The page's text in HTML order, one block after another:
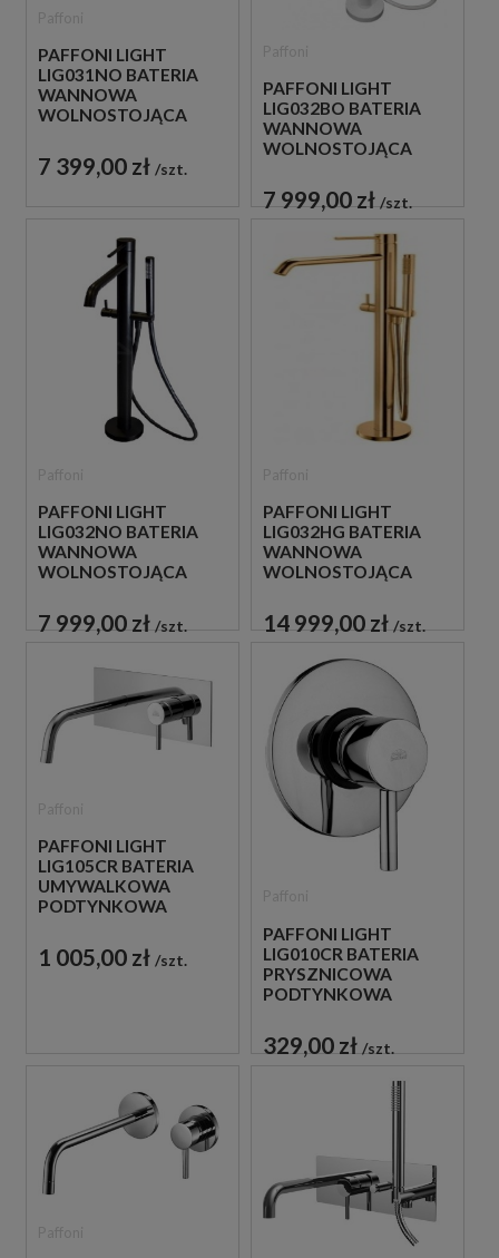
PAFFONI LIGHT
LIG031NO BATERIA
WANNOWA
WOLNOSTOJĄCA
7 399,00 zł szt.
PAFFONI LIGHT
LIG032BO BATERIA
WANNOWA
WOLNOSTOJĄCA
7 999,00 zł szt.
PAFFONI LIGHT
LIG032NO BATERIA
WANNOWA
WOLNOSTOJĄCA
7 999,00 zł szt.
PAFFONI LIGHT
LIG032HG BATERIA
WANNOWA
WOLNOSTOJĄCA
14 999,00 zł szt.
PAFFONI LIGHT
LIG105CR BATERIA
UMYWALKOWA
PODTYNKOWA
CHROM
1 005,00 zł szt.
PAFFONI LIGHT
LIG010CR BATERIA
PRYSZNICOWA
PODTYNKOWA
CHROM
329,00 zł szt.